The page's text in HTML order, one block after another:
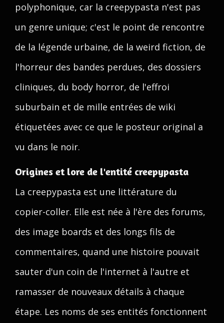
polyphonique, car la creepypasta n'est pas
un genre unique; c'est le point de rencontre
de la légende urbaine, de la weird fiction, de
l'horreur des bandes perdues, des dossiers
cliniques, du body horror, de l'effroi
suburbain et de mille entrées de wiki
étiquetées avec ce que le posteur original a
vu dans le noir.
Origines et lore de l'entité creepypasta
La creepypasta est une littérature du
copier-coller. Elle est née à l'ère des forums,
des image boards et des longs fils de
commentaires, quand une histoire pouvait
sauter d'un coin de l'internet à l'autre et
ramasser de nouveaux détails à chaque
étape. Les noms de ses entités fonctionnent